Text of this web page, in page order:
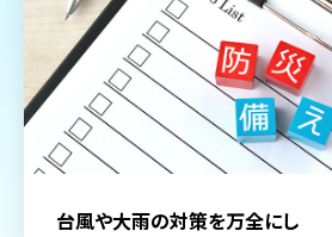
台風や大雨の対策を万全にし